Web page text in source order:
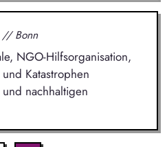
// Bonn
NGO-Hilfsorganisation,
Katastrophen
nachhaltigen